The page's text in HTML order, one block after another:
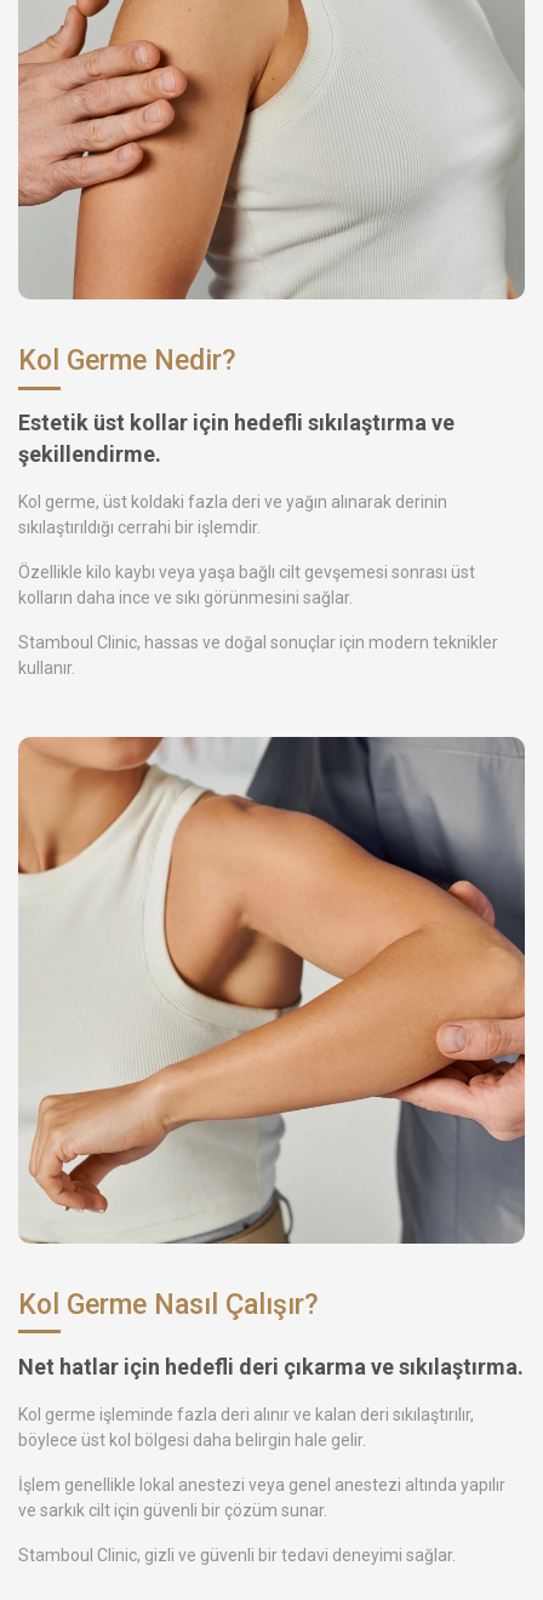
Kol Germe Nedir?
Estetik üst kollar için hedefli sıkılaştırma ve
şekillendirme.
Kol germe, üst koldaki fazla deri ve yağın alınarak derinin
sıkılaştırıldığı cerrahi bir işlemdir.
Özellikle kilo kaybı veya yaşa bağlı cilt gevşemesi sonrası üst
kolların daha ince ve sıkı görünmesini sağlar.
Stamboul Clinic, hassas ve doğal sonuçlar için modern teknikler
kullanır.
Kol Germe Nasıl Çalışır?
Net hatlar için hedefli deri çıkarma ve sıkılaştırma.
Kol germe işleminde fazla deri alınır ve kalan deri sıkılaştırılır,
böylece üst kol bölgesi daha belirgin hale gelir.
İşlem genellikle lokal anestezi veya genel anestezi altında yapılır
ve sarkık cilt için güvenli bir çözüm sunar.
Stamboul Clinic, gizli ve güvenli bir tedavi deneyimi sağlar.